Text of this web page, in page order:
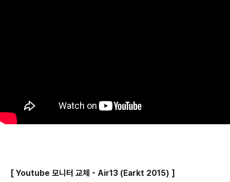
[ Youtube 모니터 교체 - Air13 (Earkt 2015) ]